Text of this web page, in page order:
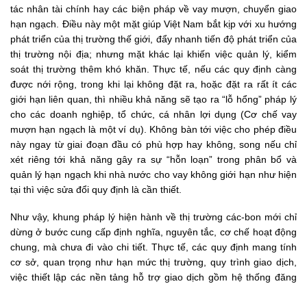
tác nhân tài chính hay các biện pháp về vay mượn, chuyển giao
hạn ngạch. Điều này một mặt giúp Việt Nam bắt kịp với xu hướng
phát triển của thị trường thế giới, đẩy nhanh tiến độ phát triển của
thị trường nội địa; nhưng mặt khác lại khiến việc quản lý, kiểm
soát thị trường thêm khó khăn. Thực tế, nếu các quy định càng
được nới rộng, trong khi lại không đặt ra, hoặc đặt ra rất ít các
giới hạn liên quan, thì nhiều khả năng sẽ tạo ra “lỗ hổng” pháp lý
cho các doanh nghiệp, tổ chức, cá nhân lợi dụng (Cơ chế vay
mượn hạn ngạch là một ví dụ). Không bàn tới việc cho phép điều
này ngay từ giai đoạn đầu có phù hợp hay không, song nếu chỉ
xét riêng tới khả năng gây ra sự “hỗn loạn” trong phân bổ và
quản lý hạn ngạch khi nhà nước cho vay không giới hạn như hiện
tại thì việc sửa đổi quy định là cần thiết.
Như vậy, khung pháp lý hiện hành về thị trường các-bon mới chỉ
dừng ở bước cung cấp định nghĩa, nguyên tắc, cơ chế hoạt động
chung, mà chưa đi vào chi tiết. Thực tế, các quy định mang tính
cơ sở, quan trọng như hạn mức thị trường, quy trình giao dịch,
việc thiết lập các nền tảng hỗ trợ giao dịch gồm hệ thống đăng